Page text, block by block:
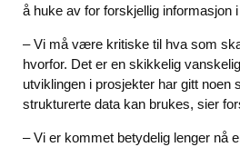
å huke av for forskjellig informasjon
– Vi må være kritiske til hva som
hvorfor. Det er en skikkelig
utviklingen i prosjekter har gitt noen
strukturerte data kan brukes, sier
– Vi er kommet betydelig lenger nå